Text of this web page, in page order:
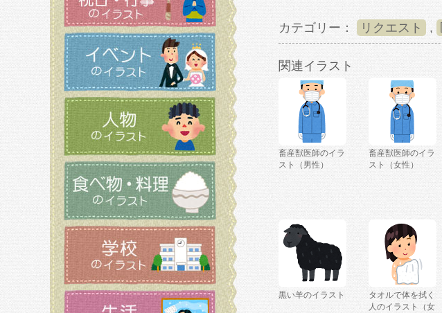
カテゴリー： リクエスト ,
関連イラスト
畜産獣医師のイラ
スト（男性）
畜産獣医師のイラ
スト（女性）
黒い羊のイラスト
タオルで体を拭く
人のイラスト（女